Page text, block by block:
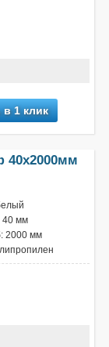
в 1 клик
40х2000мм
40 мм
2000 мм